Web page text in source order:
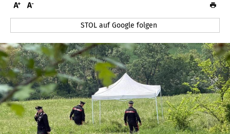
STOL auf Google folgen